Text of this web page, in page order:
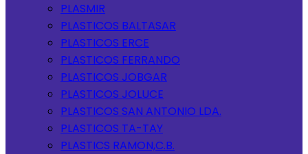
PLASMIR
PLASTICOS BALTASAR
PLASTICOS ERCE
PLASTICOS FERRANDO
PLASTICOS JOBGAR
PLASTICOS JOLUCE
PLASTICOS SAN ANTONIO LDA.
PLASTICOS TA-TAY
PLASTICS RAMON,C.B.